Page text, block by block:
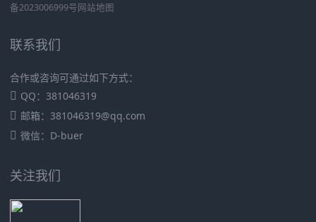
备2023006999号网站地图
联系我们
合作或咨询可通过如下方式：
QQ：381046319
邮箱：381046319@qq.com
微信：D-buer
关注我们